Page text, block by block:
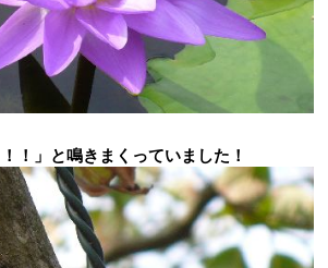
！」と鳴きまくっていました！